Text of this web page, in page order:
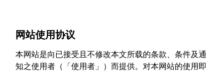
网站使用协议
本网站是向已接受且不修改本文所载的条款、条件及通
知之使用者（「使用者」）而提供。对本网站的使用即